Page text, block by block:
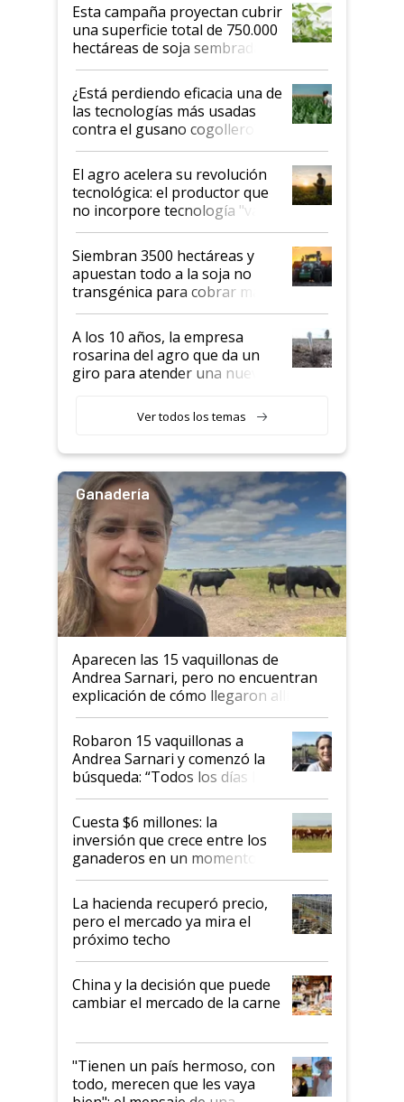
Esta campaña proyectan cubrir
una superficie total de 750.000
hectáreas de soja sembradas
con una nueva generación de
variedades que marcan un
salto tecnológico en genética y
rendimiento
¿Está perdiendo eficacia una de
las tecnologías más usadas
contra el gusano cogollero? El
desafío de una tecnología clave
El agro acelera su revolución
tecnológica: el productor que
no incorpore tecnología "va a
perder el tren"
Siembran 3500 hectáreas y
apuestan todo a la soja no
transgénica para cobrar más
por tonelada: compraron un
semillero
A los 10 años, la empresa
rosarina del agro que da un
giro para atender una nueva
Ver todos los temas
Ganadería
Aparecen las 15 vaquillonas de
Andrea Sarnari, pero no encuentran
explicación de cómo llegaron allí
Robaron 15 vaquillonas a
Andrea Sarnari y comenzó la
búsqueda: “Todos los días le
toca a algún productor”
Cuesta $6 millones: la
inversión que crece entre los
ganaderos en un momento
histórico para la actividad
La hacienda recuperó precio,
pero el mercado ya mira el
próximo techo
China y la decisión que puede
cambiar el mercado de la carne
"Tienen un país hermoso, con
todo, merecen que les vaya